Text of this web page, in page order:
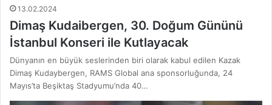
13.02.2024
Dimaş Kudaibergen, 30. Doğum Gününü
İstanbul Konseri ile Kutlayacak
Dünyanın en büyük seslerinden biri olarak kabul edilen Kazak
Dimaş Kudaybergen, RAMS Global ana sponsorluğunda, 24
Mayıs’ta Beşiktaş Stadyumu’nda 40…